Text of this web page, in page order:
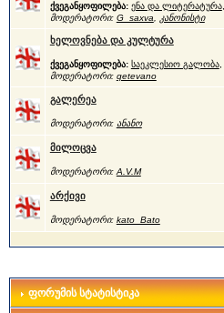
ქვეგანყოფილება: ენა და ლიტერატურა,
მოდერატორი: G_saxva კანონისტი
ხელოვნება და კულტურა
ქვეგანყოფილება: საეკლესიო გალობა,
მოდერატორი: qetevano
გალერეა
მოდერატორი: ანანო
მილოცვა
მოდერატორი: A.V.M
არქივი
მოდერატორი: kato_Bato
ფორუმის სტატისტიკა